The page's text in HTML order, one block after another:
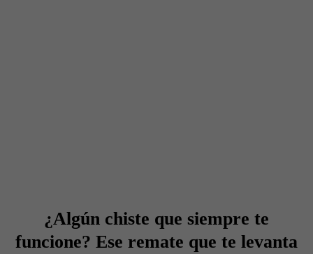
¿Algún chiste que siempre te
funcione? Ese remate que te levanta